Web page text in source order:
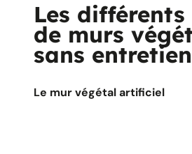
Les différents
de murs
sans entretien
Le mur végétal artificiel